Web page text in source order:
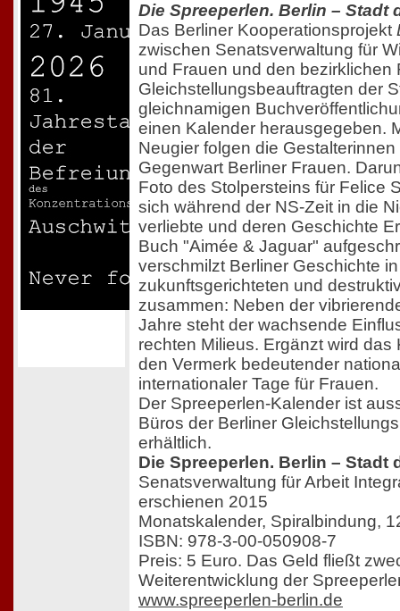
Die Spreeperlen. Berlin – Stadt
Das Berliner Kooperationsprojekt
zwischen Senatsverwaltung für
und Frauen und den bezirklichen
Gleichstellungsbeauftragten der
gleichnamigen
einen Kalender herausgegeben.
Neugier folgen die
Gegenwart Berliner Frauen.
Foto des Stolpersteins für Felice
sich während der NS-Zeit in die
verliebte und deren Geschichte
Buch "Aimée & Jaguar"
verschmilzt Berliner Geschichte
zukunftsgerichteten und
zusammen: Neben der
Jahre steht der wachsende
rechten Milieus. Ergänzt wird das
den Vermerk bedeutender
internationaler Tage für Frauen.
Der Spreeperlen-Kalender ist
Büros der Berliner
erhältlich.
Die Spreeperlen. Berlin – Stadt
Senatsverwaltung für Arbeit
erschienen 2015
Monatskalender, Spiralbindung,
ISBN: 978-3-00-050908-7
Preis: 5 Euro. Das Geld fließt
Weiterentwicklung der
www.spreeperlen-berlin.de